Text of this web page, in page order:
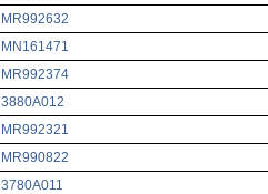
MR992632
MN161471
MR992374
3880A012
MR992321
MR990822
3780A011